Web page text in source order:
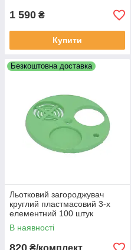
1 590 ₴
Купити
Безкоштовна доставка
Льотковий загороджувач
круглий пластмасовий 3-х
елементний 100 штук
Безкоштовна доставка
В наявності
820 ₴/комплект